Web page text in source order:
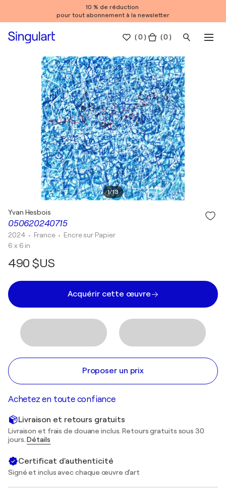
10 % de réduction
pour tout abonnement à la newsletter
(0 ) ( 0 )
1/13
050620240715
Yvan Hesbois
2024 • France • Encre sur Papier
6 x 6 in
490 $US
Acquérir cette œuvre
Proposer un prix
Achetez en toute confiance
Livraison et retours gratuits
Livraison et frais de douane inclus. Retours gratuits sous 30
jours.Détails
Certificat d'authenticité
Signé et inclus avec chaque œuvre d'art